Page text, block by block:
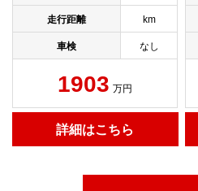
走行距離 km
車検 なし
1903 万円
詳細はこちら